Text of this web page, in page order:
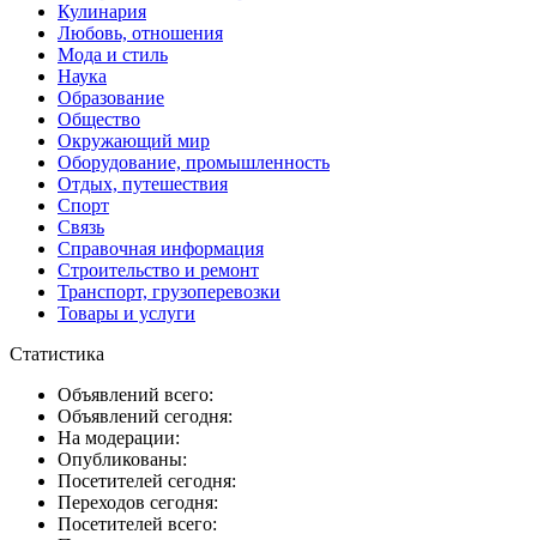
Кулинария
Любовь, отношения
Мода и стиль
Наука
Образование
Общество
Окружающий мир
Оборудование, промышленность
Отдых, путешествия
Спорт
Связь
Справочная информация
Строительство и ремонт
Транспорт, грузоперевозки
Товары и услуги
Статистика
Объявлений всего:
Объявлений сегодня:
На модерации:
Опубликованы:
Посетителей сегодня:
Переходов сегодня:
Посетителей всего: